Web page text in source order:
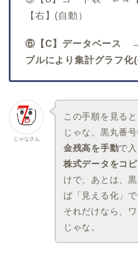
【右】(自動）
⑥【C】データベース
ブルにより集計グラフ化(
じゃなさん
この手順を見ると
じゃな。黒丸番
金残高を手動で
株式データをコ
けで、あとは、
ば「見える化」
それだけなら、
じゃな。